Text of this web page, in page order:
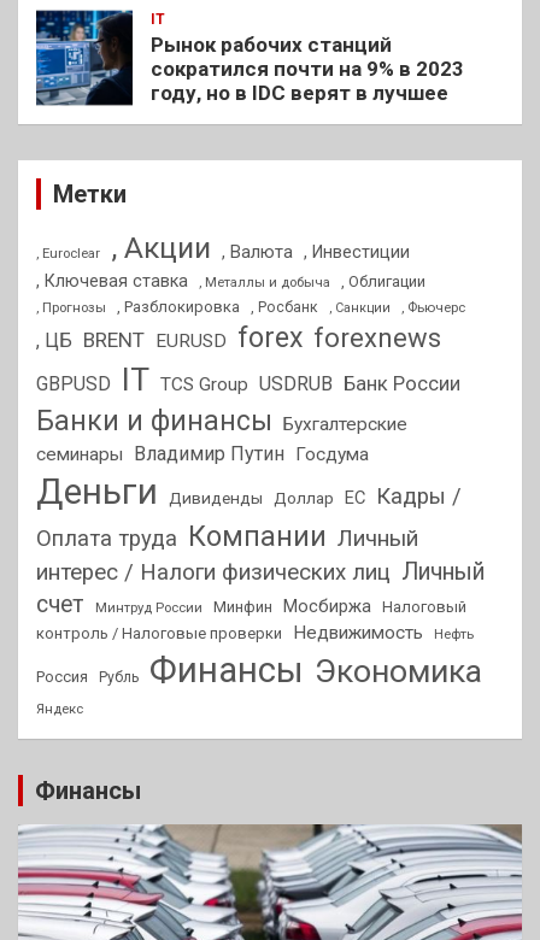
IT
Рынок рабочих станций
сократился почти на 9% в 2023
году, но в IDC верят в лучшее
Метки
, Euroclear , Акции , Валюта , Инвестиции
, Ключевая ставка
, Металлы и добыча , Облигации
, Прогнозы , Разблокировка , Росбанк , Санкции , Фьючерс
, ЦБ BRENT EURUSD forex forexnews
GBPUSD IT TCS Group USDRUB Банк России
Банки и финансы
Бухгалтерские
семинары
Владимир Путин Госдума
Деньги Дивиденды Доллар ЕС
Кадры /
Оплата труда Компании Личный
интерес / Налоги физических лиц Личный
счет
Минтруд России Минфин Мосбиржа Налоговый
контроль / Налоговые проверки
Недвижимость Нефть
Россия Рубль Финансы Экономика
Яндекс
Финансы